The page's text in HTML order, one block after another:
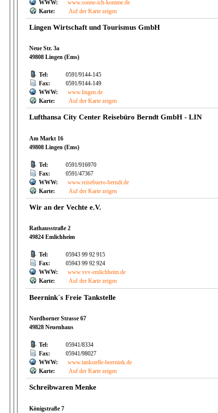
WWW:
www.sonne-ich-komme.de
Karte:
Auf der Karte zeigen
Lingen Wirtschaft und Tourismus GmbH
Neue Str. 3a
49808 Lingen (Ems)
Tel:
0591/9144-145
Fax:
0591/9144-149
WWW:
www.lingen.de
Karte:
Auf der Karte zeigen
Lufthansa City Center Reisebüro Berndt GmbH - LIN
Am Markt 16
49808 Lingen (Ems)
Tel:
0591/916970
Fax:
0591/47367
WWW:
www.reisebuero-berndt.de
Karte:
Auf der Karte zeigen
Wir an der Vechte e.V.
Rathausstraße 2
49824 Emlichheim
Tel:
05943 99 92 915
Fax:
05943 99 92 924
WWW:
www.vvv-emlichheim.de
Karte:
Auf der Karte zeigen
Beernink´s Freie Tankstelle
Nordhorner Strasse 67
49828 Neuenhaus
Tel:
05941/8334
Fax:
05941/98027
WWW:
www.tankstelle-beernink.de
Karte:
Auf der Karte zeigen
Schreibwaren Menke
Königstraße 7